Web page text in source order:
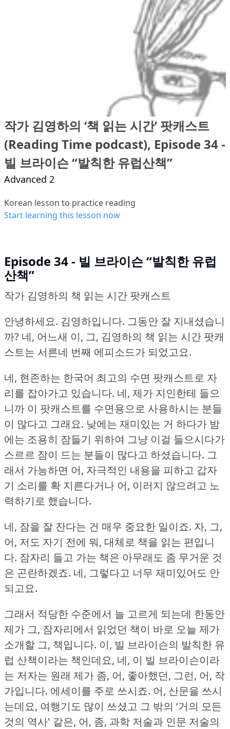
작가 김영하의 ‘책 읽는 시간’ 팟캐스트
(Reading Time podcast), Episode 34 -
빌 브라이슨 “발칙한 유럽산책”
Advanced 2
Korean lesson to practice reading
Start learning this lesson now
Episode 34 - 빌 브라이슨 “발칙한 유럽
산책”
작가 김영하의 책 읽는 시간 팟캐스트
안녕하세요. 김영하입니다. 그동안 잘 지내셨습니
까? 네, 어느새 이, 그, 김영하의 책 읽는 시간 팟캐
스트는 서른네 번째 에피소드가 되었고요.
네, 현존하는 한국어 최고의 수면 팟캐스트로 자
리를 잡아가고 있습니다. 네, 제가 지인한테 들으
니까 이 팟캐스트를 수면용으로 사용하시는 분들
이 많다고 그래요. 낮에는 재미있는 거 하다가 밤
에는 조용히 잠들기 위하여 그냥 이걸 들으시다가
스르르 잠이 드는 분들이 많다고 하셨습니다. 그
래서 가능하면 어, 자극적인 내용을 피하고 갑자
기 소리를 확 지른다거나 어, 이러지 않으려고 노
력하기로 했습니다.
네, 잠을 잘 잔다는 건 매우 중요한 일이죠. 자, 그,
어, 저도 자기 전에 뭐, 대체로 책을 읽는 편입니
다. 잠자리 들고 가는 책은 아무래도 좀 무거운 것
은 곤란하겠죠. 네, 그렇다고 너무 재미있어도 안
되고요.
그래서 적당한 수준에서 늘 고르게 되는데 한동안
제가 그, 잠자리에서 읽었던 책이 바로 오늘 제가
소개할 그, 책입니다. 이, 빌 브라이슨의 발칙한 유
럽 산책이라는 책인데요, 네, 이 빌 브라이슨이라
는 저자는 원래 제가 좀, 어, 좋아했던, 그런, 어, 작
가입니다. 에세이를 주로 쓰시죠. 어, 산문을 쓰시
는데요, 여행기도 많이 쓰셨고 그 밖의 ‘거의 모든
것의 역사' 같은, 어, 좀, 과학 저술과 인문 저술의